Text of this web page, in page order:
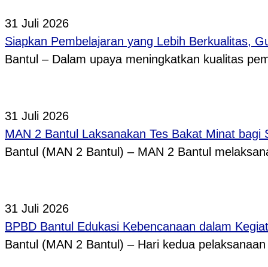
31 Juli 2026
Siapkan Pembelajaran yang Lebih Berkualitas,
Bantul – Dalam upaya meningkatkan kualitas
31 Juli 2026
MAN 2 Bantul Laksanakan Tes Bakat Minat bagi
Bantul (MAN 2 Bantul) – MAN 2 Bantul
31 Juli 2026
BPBD Bantul Edukasi Kebencanaan dalam
Bantul (MAN 2 Bantul) – Hari kedua